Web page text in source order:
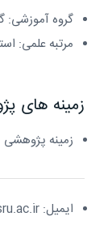
گروه آموزشی:
مرتبه علمی:
زمینه های
زمینه پژوهشی
ایمیل: hasanpour@sru.ac.ir